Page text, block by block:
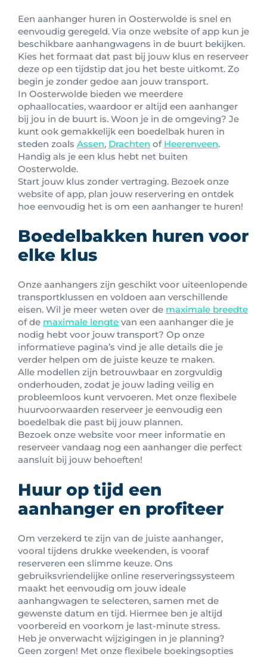
Een aanhanger huren in Oosterwolde is snel en
eenvoudig geregeld. Via onze website of app kun je
beschikbare aanhangwagens in de buurt bekijken.
Kies het formaat dat past bij jouw klus en reserveer
deze op een tijdstip dat jou het beste uitkomt. Zo
begin je zonder gedoe aan jouw transport.
In Oosterwolde bieden we meerdere
ophaallocaties, waardoor er altijd een aanhanger
bij jou in de buurt is. Woon je in de omgeving? Je
kunt ook gemakkelijk een boedelbak huren in
steden zoals Assen, Drachten of Heerenveen.
Handig als je een klus hebt net buiten
Oosterwolde.
Start jouw klus zonder vertraging. Bezoek onze
website of app, plan jouw reservering en ontdek
hoe eenvoudig het is om een aanhanger te huren!
Boedelbakken huren voor
elke klus
Onze aanhangers zijn geschikt voor uiteenlopende
transportklussen en voldoen aan verschillende
eisen. Wil je meer weten over de maximale breedte
of de maximale lengte van een aanhanger die je
nodig hebt voor jouw transport? Op onze
informatieve pagina’s vind je alle details die je
verder helpen om de juiste keuze te maken.
Alle modellen zijn betrouwbaar en zorgvuldig
onderhouden, zodat je jouw lading veilig en
probleemloos kunt vervoeren. Met onze flexibele
huurvoorwaarden reserveer je eenvoudig een
boedelbak die past bij jouw plannen.
Bezoek onze website voor meer informatie en
reserveer vandaag nog een aanhanger die perfect
aansluit bij jouw behoeften!
Huur op tijd een
aanhanger en profiteer
Om verzekerd te zijn van de juiste aanhanger,
vooral tijdens drukke weekenden, is vooraf
reserveren een slimme keuze. Ons
gebruiksvriendelijke online reserveringssysteem
maakt het eenvoudig om jouw ideale
aanhangwagen te selecteren, samen met de
gewenste datum en tijd. Hiermee ben je altijd
voorbereid en voorkom je last-minute stress.
Heb je onverwacht wijzigingen in je planning?
Geen zorgen! Met onze flexibele boekingsopties